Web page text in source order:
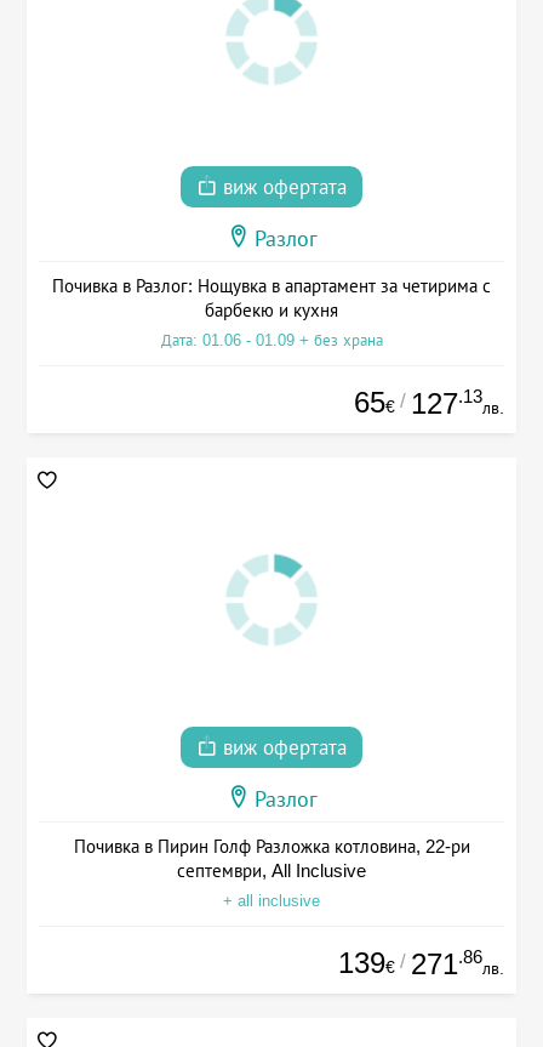
виж офертата
Разлог
Почивка в Разлог: Нощувка в апартамент за четирима с
барбекю и кухня
Дата: 01.06 - 01.09 + без храна
65€ / 127.13
лв.
виж офертата
Разлог
Почивка в Пирин Голф Разложка котловина, 22-ри
септември, All Inclusive
+ all inclusive
139€ / 271.86
лв.